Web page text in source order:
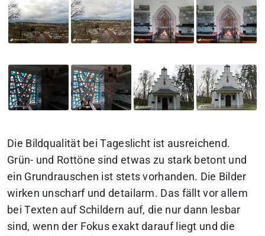
Die Bildqualität bei Tageslicht ist ausreichend.
Grün- und Rottöne sind etwas zu stark betont und
ein Grundrauschen ist stets vorhanden. Die Bilder
wirken unscharf und detailarm. Das fällt vor allem
bei Texten auf Schildern auf, die nur dann lesbar
sind, wenn der Fokus exakt darauf liegt und die